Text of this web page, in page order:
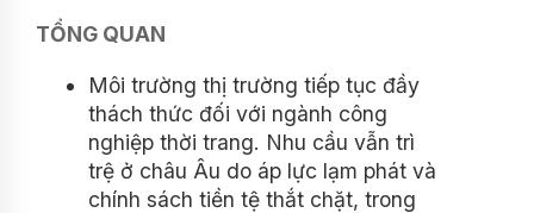
TỔNG QUAN
Môi trường thị trường tiếp tục đầy
thách thức đối với ngành công
nghiệp thời trang. Nhu cầu vẫn trì
trệ ở châu Âu do áp lực lạm phát và
chính sách tiền tệ thắt chặt, trong